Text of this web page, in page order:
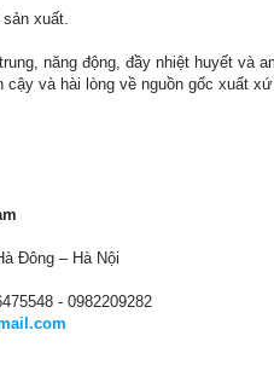
xuất.
năng động, đầy nhiệt huyết và
và hài lòng về nguồn gốc xuất
Đông – Hà Nội
- 0982209282